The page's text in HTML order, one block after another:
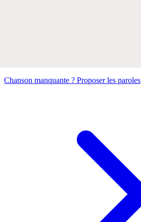
Chanson manquante ? Proposer les paroles